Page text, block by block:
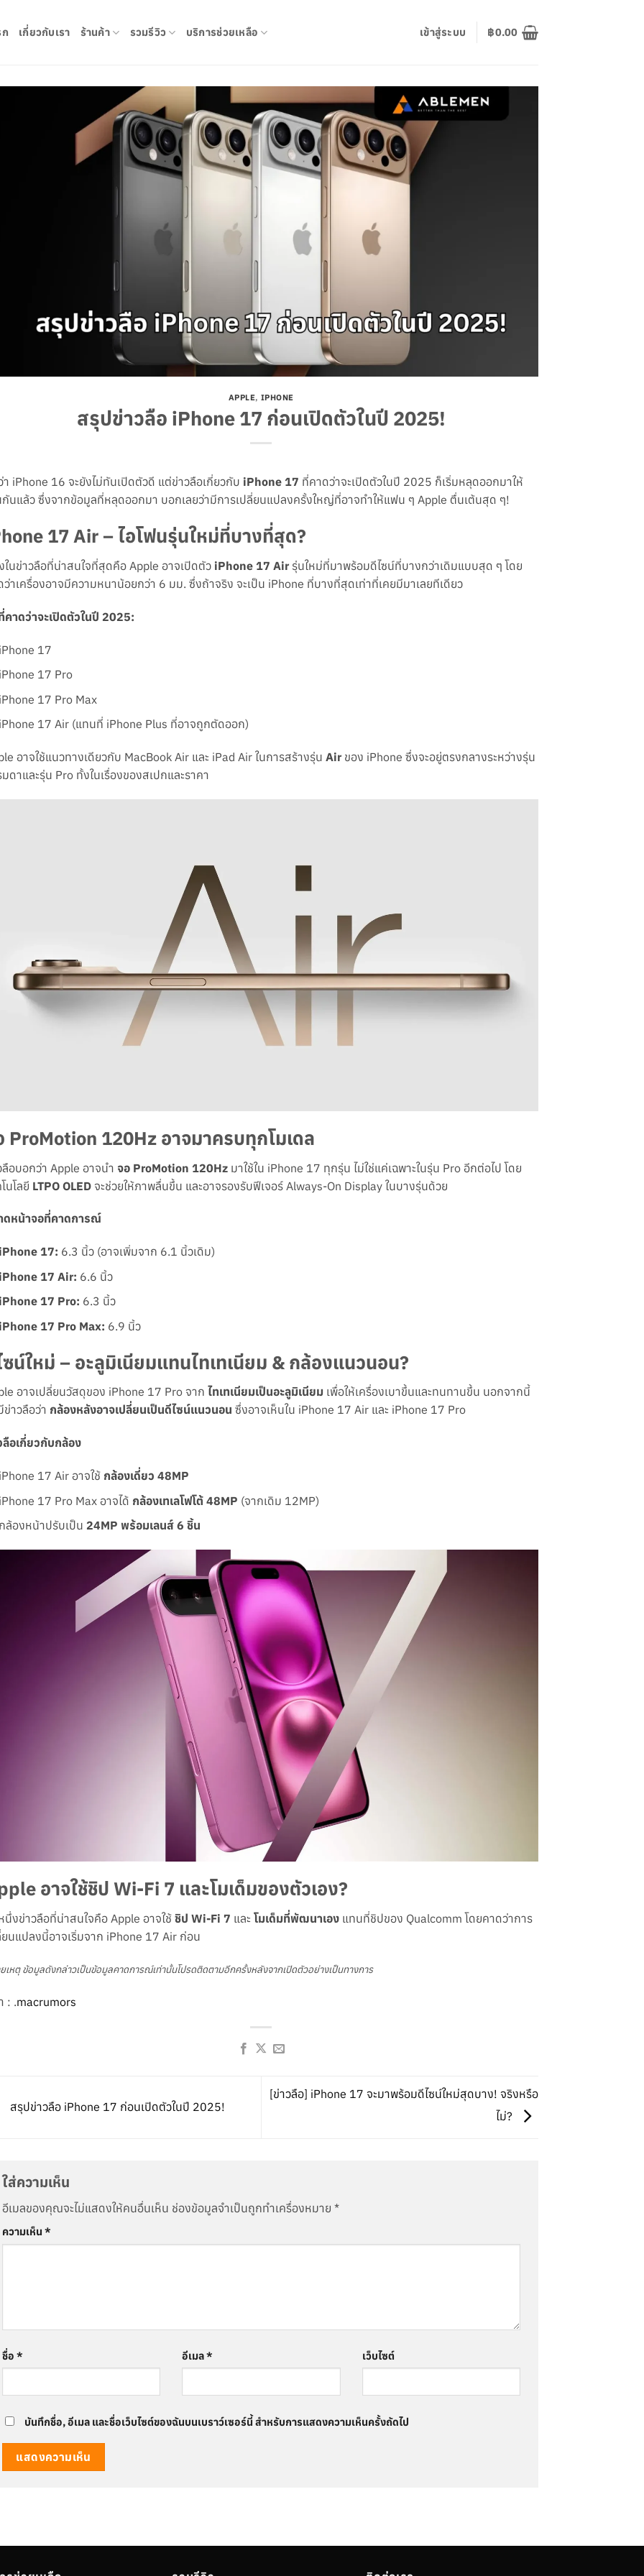
เกี่ยวกับเรา ร้านค้า รวมรีวิว บริการช่วยเหลือ เข้าสู่ระบบ ฿0.00
APPLE, IPHONE
สรุปข่าวลือ iPhone 17 ก่อนเปิดตัวในปี 2025!
า iPhone 16 จะยังไม่ทันเปิดตัวดี แต่ข่าวลือเกี่ยวกับ iPhone 17 ที่คาดว่าจะเปิดตัวในปี 2025 ก็เริ่มหลุดออกมาให้
กันแล้ว ซึ่งจากข้อมูลที่หลุดออกมา บอกเลยว่ามีการเปลี่ยนแปลงครั้งใหญ่ที่อาจทำให้แฟน ๆ Apple ตื่นเต้นสุด ๆ!
17 Air – ไอโฟนรุ่นใหม่ที่บางที่สุด?
ในข่าวลือที่น่าสนใจที่สุดคือ Apple อาจเปิดตัว iPhone 17 Airรุ่นใหม่ที่มาพร้อมดีไซน์ที่บางกว่าเดิมแบบสุด ๆ โดย
ว่าเครื่องอาจมีความหนาน้อยกว่า 6 มม. ซึ่งถ้าจริง จะเป็น iPhone ที่บางที่สุดเท่าที่เคยมีมาเลยทีเดียว
คาดว่าจะเปิดตัวในปี 2025:
iPhone 17
iPhone 17 Pro
iPhone 17 Pro Max
iPhone 17 Air (แทนที่ iPhone Plus ที่อาจถูกตัดออก)
อาจใช้แนวทางเดียวกับ MacBook Air และ iPad Air ในการสร้างรุ่น Airของ iPhone ซึ่งจะอยู่ตรงกลางระหว่างรุ่น
มดาและรุ่น Pro ทั้งในเรื่องของสเปกและราคา
ProMotion 120Hz อาจมาครบทุกโมเดล
ลือบอกว่า Apple อาจนำ จอ ProMotion 120Hzมาใช้ใน iPhone 17 ทุกรุ่น ไม่ใช่แค่เฉพาะในรุ่น Pro อีกต่อไป โดย
นโลยี LTPO OLEDจะช่วยให้ภาพลื่นขึ้น และอาจรองรับฟีเจอร์ Always-On Display ในบางรุ่นด้วย
ดหน้าจอที่คาดการณ์
iPhone 17: 6.3 นิ้ว (อาจเพิ่มจาก 6.1 นิ้วเดิม)
iPhone 17 Air: 6.6 นิ้ว
iPhone 17 Pro: 6.3 นิ้ว
iPhone 17 Pro Max: 6.9 นิ้ว
ซน์ใหม่ – อะลูมิเนียมแทนไทเทเนียม & กล้องแนวนอน?
อาจเปลี่ยนวัสดุของ iPhone 17 Pro จาก ไทเทเนียมเป็นอะลูมิเนียม เพื่อให้เครื่องเบาขึ้นและทนทานขึ้น นอกจากนี้
ข่าวลือว่า กล้องหลังอาจเปลี่ยนเป็นดีไซน์แนวนอน ซึ่งอาจเห็นใน iPhone 17 Air และ iPhone 17 Pro
ลือเกี่ยวกับกล้อง
iPhone 17 Air อาจใช้ กล้องเดี่ยว 48MP
iPhone 17 Pro Max อาจได้ กล้องเทเลโฟโต้ 48MP (จากเดิม 12MP)
กล้องหน้าปรับเป็น24MP พร้อมเลนส์ 6 ชิ้น
อาจใช้ชิป Wi-Fi 7 และโมเด็มของตัวเอง?
นึ่งข่าวลือที่น่าสนใจคือ Apple อาจใช้ ชิป Wi-Fi 7 และ โมเด็มที่พัฒนาเองแทนที่ชิปของ Qualcomm โดยคาดว่าการ
ยนแปลงนี้อาจเริ่มจาก iPhone 17 Air ก่อน
เหตุ ข้อมูลดังกล่าวเป็นข้อมูลคาดการณ์เท่านั้นโปรดติดตามอีกครั้งหลังจากเปิดตัวอย่างเป็นทางการ
: .macrumors
สรุปข่าวลือ iPhone 17 ก่อนเปิดตัวในปี 2025!
[ข่าวลือ] iPhone 17 จะมาพร้อมดีไซน์ใหม่สุดบาง! จริงหรือ
ไม่?
ใส่ความเห็น
อีเมลของคุณจะไม่แสดงให้คนอื่นเห็น ช่องข้อมูลจำเป็นถูกทำเครื่องหมาย *
ความเห็น *
ชื่อ * อีเมล* เว็บไซต์
บันทึกชื่อ, อีเมล และชื่อเว็บไซต์ของฉันบนเบราว์เซอร์นี้ สำหรับการแสดงความเห็นครั้งถัดไป